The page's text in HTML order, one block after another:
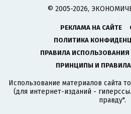
© 2005-2026,
РЕКЛАМА НА САЙТЕ
ПОЛИТИКА
ПРАВИЛА ИСПОЛЬЗОВАНИЯ
ПРИНЦИПЫ И
Использование материалов сайта
(для интернет-изданий -
правду".